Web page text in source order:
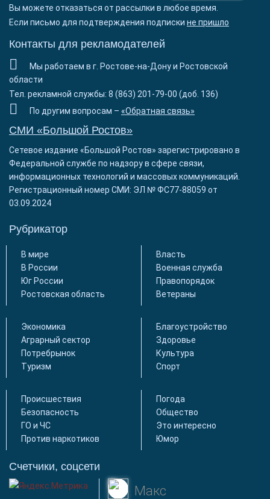
Вы можете отказаться от рассылки в любое время.
Если письмо для подтверждения подписки не пришло
Контакты для рекламодателей
Мы работаем в г. Ростове-на-Дону и Ростовской
области
Тел. рекламной службы: 8 (863) 201-79-00 (доб. 136)
По другим вопросам – «Обратная связь»
СМИ «Большой Ростов»
Сетевое издание «Большой Ростов» зарегистрировано в
Федеральной службе по надзору в сфере связи,
информационных технологий и массовых коммуникаций.
Регистрационный номер СМИ: ЭЛ № ФС77-88059 от
03.09.2024
Рубрикатор
В мире
В России
Юг России
Ростовская область
Власть
Военная служба
Правопорядок
Ветераны
Экономика
Аграрный сектор
Потребрынок
Туризм
Благоустройство
Здоровье
Культура
Спорт
Происшествия
Безопасность
ГО и ЧС
Против наркотиков
Погода
Общество
Это интересно
Юмор
Счетчики, соцсети
Макс